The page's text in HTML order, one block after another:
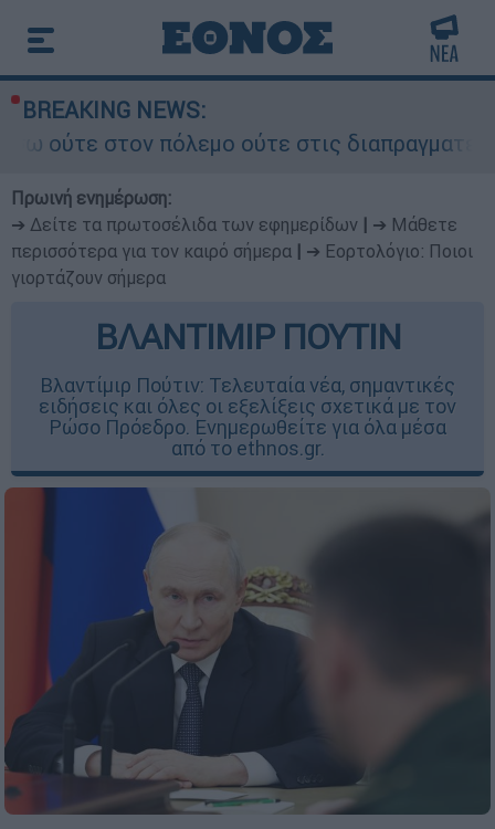
BREAKING NEWS:
ούτε στις διαπραγματεύσεις» - Οι
Πρωινή ενημέρωση:
➔ Δείτε τα πρωτοσέλιδα των εφημερίδων
➔ Μάθετε
περισσότερα για τον καιρό σήμερα
➔ Εορτολόγιο: Ποιοι
γιορτάζουν σήμερα
ΒΛΑΝΤΙΜΙΡ ΠΟΥΤΙΝ
Βλαντίμιρ Πούτιν: Τελευταία νέα, σημαντικές
ειδήσεις και όλες οι εξελίξεις σχετικά με τον
Ρώσο Πρόεδρο. Ενημερωθείτε για όλα μέσα
από το ethnos.gr.